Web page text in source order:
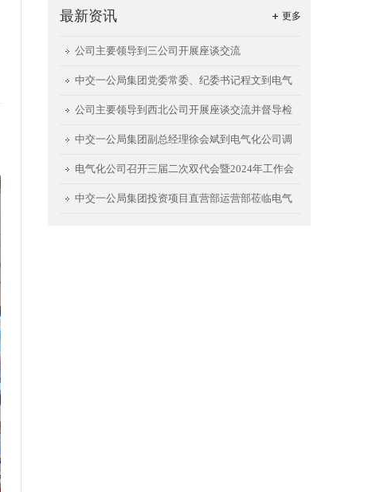
更多
最新资讯
公司主要领导到三公司开展座谈交流
中交一公局集团党委常委、纪委书记程文到电气
化公司调研指导
公司主要领导到西北公司开展座谈交流并督导检
查西安航天城项目
中交一公局集团副总经理徐会斌到电气化公司调
研指导工作
电气化公司召开三届二次双代会暨2024年工作会
中交一公局集团投资项目直营部运营部莅临电气